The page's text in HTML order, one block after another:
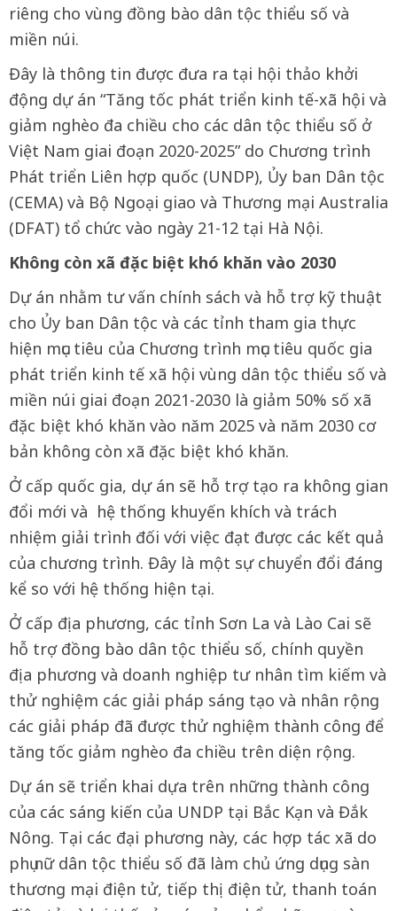
riêng cho vùng đồng bào dân tộc thiểu số và
miền núi.
Đây là thông tin được đưa ra tại hội thảo khởi
động dự án “Tăng tốc phát triển kinh tế-xã hội và
giảm nghèo đa chiều cho các dân tộc thiểu số ở
Việt Nam giai đoạn 2020-2025” do Chương trình
Phát triển Liên hợp quốc (UNDP), Ủy ban Dân tộc
(CEMA) và Bộ Ngoại giao và Thương mại Australia
(DFAT) tổ chức vào ngày 21-12 tại Hà Nội.
Không còn xã đặc biệt khó khăn vào 2030
Dự án nhằm tư vấn chính sách và hỗ trợ kỹ thuật
cho Ủy ban Dân tộc và các tỉnh tham gia thực
hiện mục tiêu của Chương trình mục tiêu quốc gia
phát triển kinh tế xã hội vùng dân tộc thiểu số và
miền núi giai đoạn 2021-2030 là giảm 50% số xã
đặc biệt khó khăn vào năm 2025 và năm 2030 cơ
bản không còn xã đặc biệt khó khăn.
Ở cấp quốc gia, dự án sẽ hỗ trợ tạo ra không gian
đổi mới và hệ thống khuyến khích và trách
nhiệm giải trình đối với việc đạt được các kết quả
của chương trình. Đây là một sự chuyển đổi đáng
kể so với hệ thống hiện tại.
Ở cấp địa phương, các tỉnh Sơn La và Lào Cai sẽ
hỗ trợ đồng bào dân tộc thiểu số, chính quyền
địa phương và doanh nghiệp tư nhân tìm kiếm và
thử nghiệm các giải pháp sáng tạo và nhân rộng
các giải pháp đã được thử nghiệm thành công để
tăng tốc giảm nghèo đa chiều trên diện rộng.
Dự án sẽ triển khai dựa trên những thành công
của các sáng kiến của UNDP tại Bắc Kạn và Đắk
Nông. Tại các đại phương này, các hợp tác xã do
phụ nữ dân tộc thiểu số đã làm chủ ứng dụng sàn
thương mại điện tử, tiếp thị điện tử, thanh toán